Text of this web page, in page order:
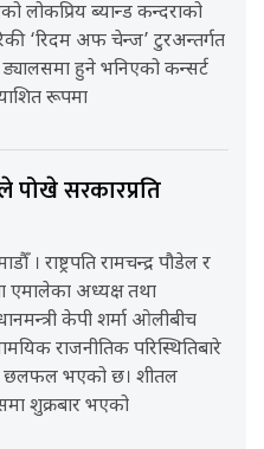
लोकप्रिय ब्यान्ड कन्दराको
‘रिदम अफ चेन्ज’ टुरअन्तर्गत
हुने भनिएको कन्सर्ट
रूपमा
पोखे सरकारप्रति
। राष्ट्रपति रामचन्द्र पौडेल र
एमालेका अध्यक्ष तथा
केपी शर्मा ओलीबीच
राजनीतिक परिस्थितिबारे
छलफल भएको छ। शीतल
शुक्रबार भएको